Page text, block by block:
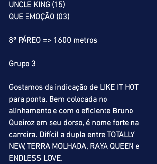
UNCLE KING (15)
QUE EMOÇÃO (03)
8º PÁREO => 1600 metros
Grupo 3
Gostamos da indicação de LIKE IT HOT
para ponta. Bem colocada no
alinhamento e com o eficiente Bruno
Queiroz em seu dorso, é nome forte na
carreira. Difícil a dupla entre TOTALLY
NEW, TERRA MOLHADA, RAYA QUEEN e
ENDLESS LOVE.